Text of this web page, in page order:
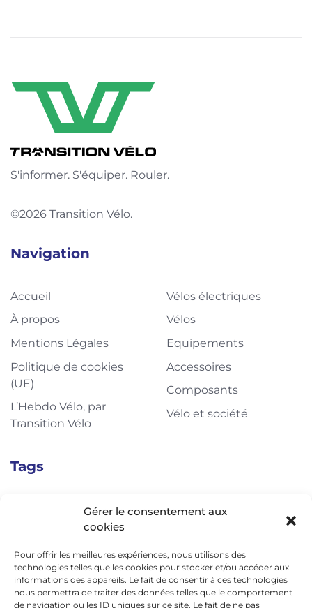
Gérer le consentement aux
cookies
Pour offrir les meilleures expériences, nous utilisons des
technologies telles que les cookies pour stocker et/ou accéder aux
informations des appareils. Le fait de consentir à ces technologies
nous permettra de traiter des données telles que le comportement
de navigation ou les ID uniques sur ce site. Le fait de ne pas
S'informer. S'équiper. Rouler.
©2026 Transition Vélo.
Navigation
Accueil
À propos
Mentions Légales
Politique de cookies
(UE)
L’Hebdo Vélo, par
Transition Vélo
Vélos électriques
Vélos
Equipements
Accessoires
Composants
Vélo et société
Tags
L'Actu Vélo, à vélo ! Decathlon Shimano
Tern Thule Nakamura